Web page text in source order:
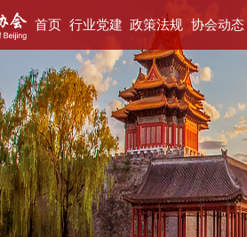
首页 行业党建 政策法规 协会动态